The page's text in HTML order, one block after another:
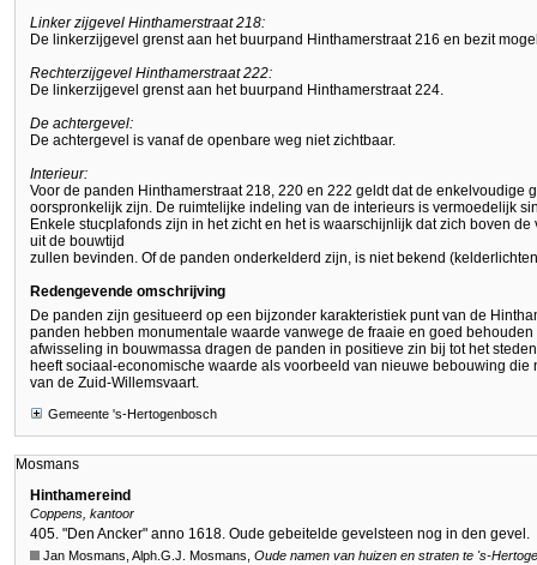
Linker zijgevel Hinthamerstraat 218:
De linkerzijgevel grenst aan het buurpand Hinthamerstraat 216 en bezit
Rechterzijgevel Hinthamerstraat 222:
De linkerzijgevel grenst aan het buurpand Hinthamerstraat 224.
De achtergevel:
De achtergevel is vanaf de openbare weg niet zichtbaar.
Interieur:
Voor de panden Hinthamerstraat 218, 220 en 222 geldt dat de enkelvoudige
oorspronkelijk zijn. De ruimtelijke indeling van de interieurs is vermoedelijk
Enkele stucplafonds zijn in het zicht en het is waarschijnlijk dat zich boven
uit de bouwtijd
zullen bevinden. Of de panden onderkelderd zijn, is niet bekend
Redengevende omschrijving
De panden zijn gesitueerd op een bijzonder karakteristiek punt van de
panden hebben monumentale waarde vanwege de fraaie en goed
afwisseling in bouwmassa dragen de panden in positieve zin bij tot het
heeft sociaal-economische waarde als voorbeeld van nieuwe bebouwing
van de Zuid-Willemsvaart.
Gemeente 's-Hertogenbosch
Mosmans
Hinthamereind
Coppens, kantoor
405. "Den Ancker" anno 1618. Oude gebeitelde gevelsteen nog in den gevel.
Jan Mosmans, Alph.G.J. Mosmans, Oude namen van huizen en straten te 's-